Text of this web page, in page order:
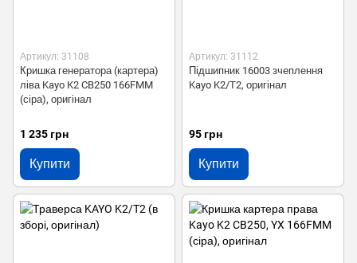
Артикул: 31108
Кришка генератора (картера)
ліва Kayo K2 CB250 166FMM
(сіра), оригінал
1 235 грн
Купити
Артикул: 31112
Підшипник 16003 зчеплення
Kayo K2/T2, оригінал
95 грн
Купити